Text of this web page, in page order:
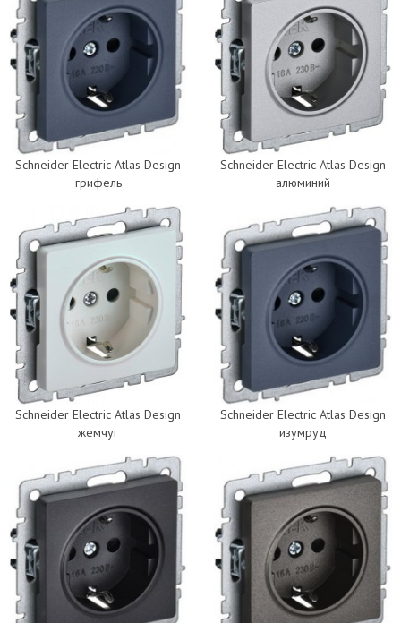
Schneider Electric Atlas Design
грифель
Schneider Electric Atlas Design
алюминий
Schneider Electric Atlas Design
жемчуг
Schneider Electric Atlas Design
изумруд